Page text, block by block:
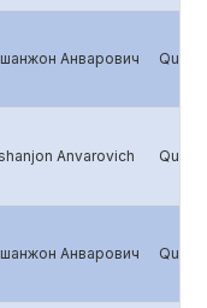
Анварович
Anvarovich
Анварович